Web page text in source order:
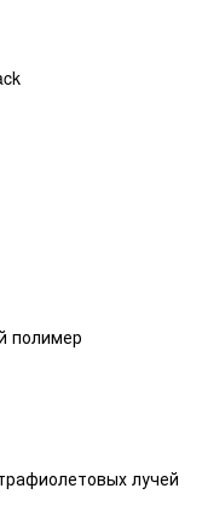
полимер
лучей